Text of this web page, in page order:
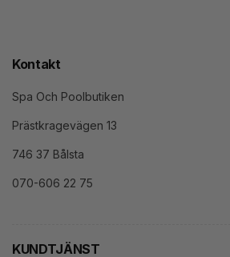
Kontakt
Spa Och Poolbutiken
Prästkragevägen 13
746 37 Bålsta
070-606 22 75
KUNDTJÄNST